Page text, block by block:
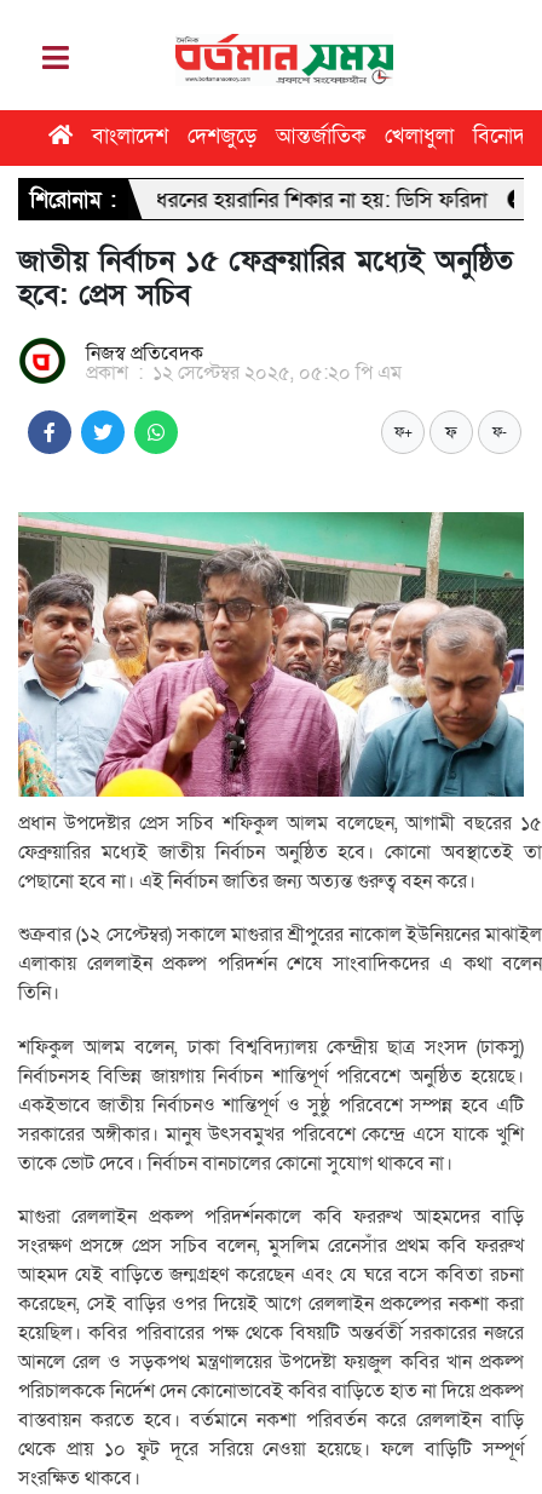
বাংলাদেশ দেশজুড়ে আন্তর্জাতিক খেলাধুলা বিনোদন
শিরোনাম :
ধরনের হয়রানির শিকার না হয়: ডিসি ফরিদা ঢাবি
জাতীয় নির্বাচন ১৫ ফেব্রুয়ারির মধ্যেই অনুষ্ঠিত
হবে: প্রেস সচিব
নিজস্ব প্রতিবেদক
প্রকাশ : ১২ সেপ্টেম্বর ২০২৫, ০৫:২০ পি এম
ফ+ ফ ফ-
প্রধান উপদেষ্টার প্রেস সচিব শফিকুল আলম বলেছেন, আগামী বছরের ১৫
ফেব্রুয়ারির মধ্যেই জাতীয় নির্বাচন অনুষ্ঠিত হবে। কোনো অবস্থাতেই তা
পেছানো হবে না। এই নির্বাচন জাতির জন্য অত্যন্ত গুরুত্ব বহন করে।
শুক্রবার (১২ সেপ্টেম্বর) সকালে মাগুরার শ্রীপুরের নাকোল ইউনিয়নের মাঝাইল
এলাকায় রেললাইন প্রকল্প পরিদর্শন শেষে সাংবাদিকদের এ কথা বলেন
তিনি।
শফিকুল আলম বলেন, ঢাকা বিশ্ববিদ্যালয় কেন্দ্রীয় ছাত্র সংসদ (ঢাকসু)
নির্বাচনসহ বিভিন্ন জায়গায় নির্বাচন শান্তিপূর্ণ পরিবেশে অনুষ্ঠিত হয়েছে।
একইভাবে জাতীয় নির্বাচনও শান্তিপূর্ণ ও সুষ্ঠু পরিবেশে সম্পন্ন হবে এটি
সরকারের অঙ্গীকার। মানুষ উৎসবমুখর পরিবেশে কেন্দ্রে এসে যাকে খুশি
তাকে ভোট দেবে। নির্বাচন বানচালের কোনো সুযোগ থাকবে না।
মাগুরা রেললাইন প্রকল্প পরিদর্শনকালে কবি ফররুখ আহমদের বাড়ি
সংরক্ষণ প্রসঙ্গে প্রেস সচিব বলেন, মুসলিম রেনেসাঁর প্রথম কবি ফররুখ
আহমদ যেই বাড়িতে জন্মগ্রহণ করেছেন এবং যে ঘরে বসে কবিতা রচনা
করেছেন, সেই বাড়ির ওপর দিয়েই আগে রেললাইন প্রকল্পের নকশা করা
হয়েছিল। কবির পরিবারের পক্ষ থেকে বিষয়টি অন্তর্বর্তী সরকারের নজরে
আনলে রেল ও সড়কপথ মন্ত্রণালয়ের উপদেষ্টা ফয়জুল কবির খান প্রকল্প
পরিচালককে নির্দেশ দেন কোনোভাবেই কবির বাড়িতে হাত না দিয়ে প্রকল্প
বাস্তবায়ন করতে হবে। বর্তমানে নকশা পরিবর্তন করে রেললাইন বাড়ি
থেকে প্রায় ১০ ফুট দূরে সরিয়ে নেওয়া হয়েছে। ফলে বাড়িটি সম্পূর্ণ
সংরক্ষিত থাকবে।